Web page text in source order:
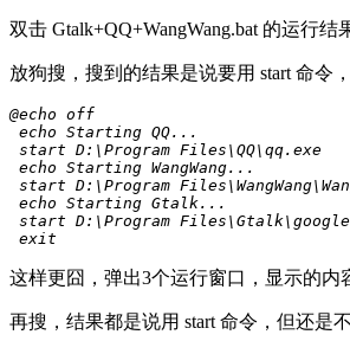
双击 Gtalk+QQ+WangWang.bat 的运
放狗搜，搜到的结果是说要用 start 命令
@echo off
echo Starting QQ...
start D:\Program Files\QQ\qq.exe
echo Starting WangWang...
start D:\Program
echo Starting Gtalk...
start D:\Program
exit
这样更囧，弹出3个运行窗口，显示的
再搜，结果都是说用 start 命令，但还